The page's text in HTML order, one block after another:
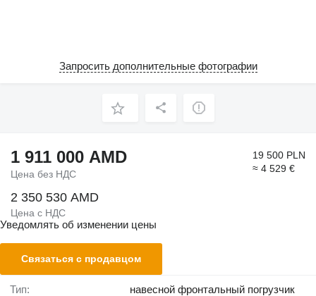
Запросить дополнительные фотографии
1 911 000 AMD
Цена без НДС
19 500 PLN
≈ 4 529 €
2 350 530 AMD
Цена с НДС
Уведомлять об изменении цены
Связаться с продавцом
Тип: навесной фронтальный погрузчик